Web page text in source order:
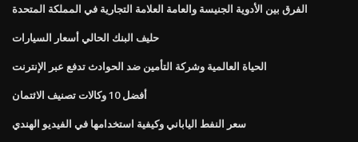
الفرق بين الأدوية الجنيسة والعامة العلامة التجارية في المملكة المتحدة
حليف البنك الحالي أسعار السيارات
الحياة العالمية وشركة التأمين ضد الحوادث تدفع عبر الإنترنت
أفضل 10 وكالات تصنيف الائتمان
سعر النفط الياباني وكيفية استخدامها في الفيديو الهندي